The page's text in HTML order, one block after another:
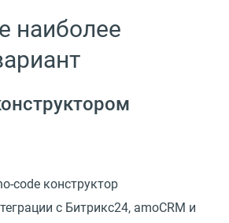
наиболее
code конструктор
с Битрикс24, amoCRM и